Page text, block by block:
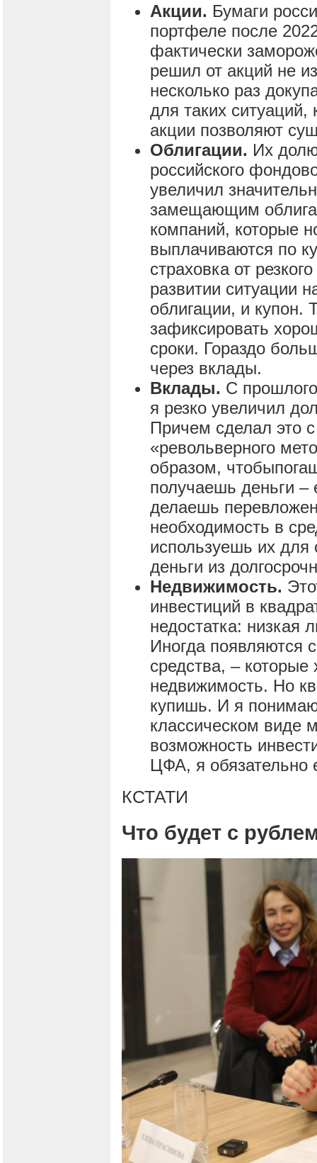
Акции. Бумаги
портфеле после
фактически
решил от акций не
несколько раз
для таких ситуаций,
акции позволяют
Облигации. Их
российского
увеличил
замещающим
компаний, которые
выплачиваются по
страховка от
развитии ситуации
облигации, и купон.
зафиксировать
сроки. Гораздо
через вклады.
Вклады. С
я резко увеличил
Причем сделал это
«револьверного
образом,
получаешь деньги –
делаешь
необходимость в
используешь их для
деньги из
Недвижимость.
инвестиций в
недостатка: низкая
Иногда появляются
средства, – которые
недвижимость. Но
купишь. И я
классическом виде
возможность
ЦФА, я обязательно
КСТАТИ
Что будет с